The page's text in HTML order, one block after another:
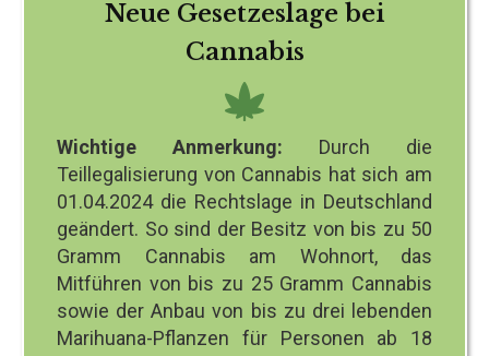
Neue Gesetzeslage bei
Cannabis
Wichtige Anmerkung: Durch die
Teillegalisierung von Cannabis hat sich am
01.04.2024 die Rechtslage in Deutschland
geändert. So sind der Besitz von bis zu 50
Gramm Cannabis am Wohnort, das
Mitführen von bis zu 25 Gramm Cannabis
sowie der Anbau von bis zu drei lebenden
Marihuana-Pflanzen für Personen ab 18